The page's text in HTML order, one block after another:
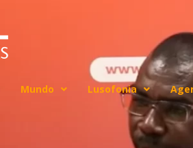
Mundo Lusofonia